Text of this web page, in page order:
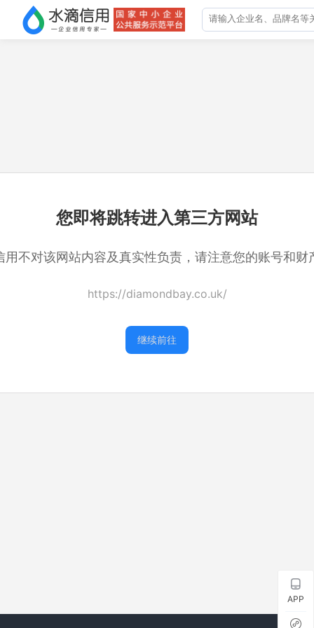
您即将跳转进入第三方网站
用不对该网站内容及真实性负责，请注意您的账号和财
https://diamondbay.co.uk/
继续前往
APP